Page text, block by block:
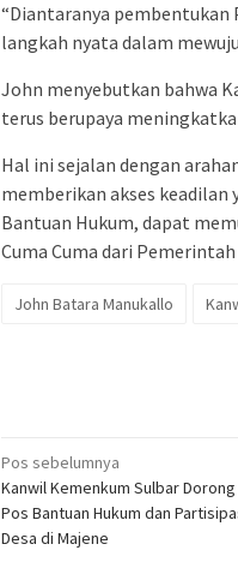
“Diantaranya pembentukan
langkah nyata dalam
John menyebutkan bahwa
terus berupaya
Hal ini sejalan dengan
memberikan akses keadilan
Bantuan Hukum, dapat
Cuma Cuma dari Pemerintah
John Batara Manukallo
Navigasi
pos
Pos sebelumnya
Kanwil Kemenkum Sulbar
Pos Bantuan Hukum dan
Desa di Majene